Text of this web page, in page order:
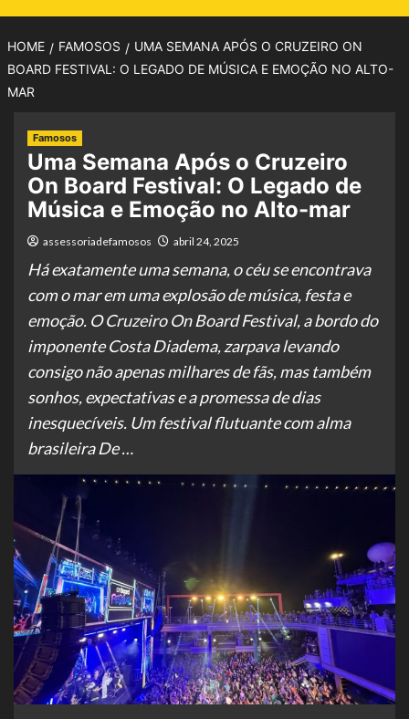
HOME FAMOSOS
UMA SEMANA APÓS O CRUZEIRO ON
BOARD FESTIVAL: O LEGADO DE MÚSICA E EMOÇÃO NO ALTO-
MAR
Famosos
Uma Semana Após o Cruzeiro
On Board Festival: O Legado de
Música e Emoção no Alto-mar
assessoriadefamosos abril 24, 2025
Há exatamente uma semana, o céu se encontrava
com o mar em uma explosão de música, festa e
emoção. O Cruzeiro On Board Festival, a bordo do
imponente Costa Diadema, zarpava levando
consigo não apenas milhares de fãs, mas também
sonhos, expectativas e a promessa de dias
inesquecíveis. Um festival flutuante com alma
brasileira De …